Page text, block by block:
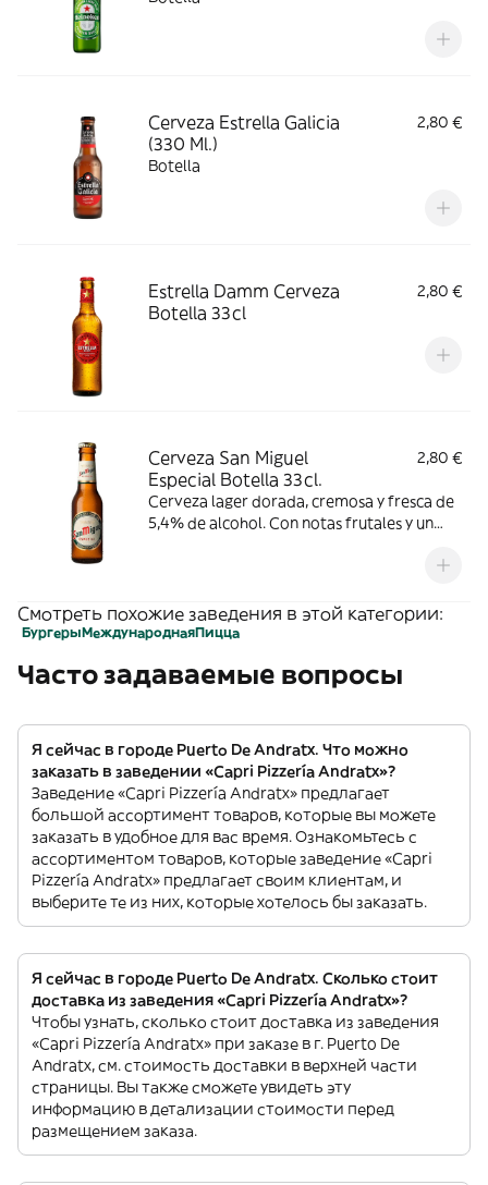
Cerveza Estrella Galicia
(330 Ml.)
2,80 €
Botella
Estrella Damm Cerveza
Botella 33cl
2,80 €
Cerveza San Miguel
Especial Botella 33cl.
2,80 €
Cerveza lager dorada, cremosa y fresca de
5,4% de alcohol. Con notas frutales y un
Смотреть похожие заведения в этой категории:
БургерыМеждународнаяПицца
Часто задаваемые вопросы
Я сейчас в городе Puerto De Andratx. Что можно
заказать в заведении «Capri Pizzería Andratx»?
Заведение «Capri Pizzería Andratx» предлагает
большой ассортимент товаров, которые вы можете
заказать в удобное для вас время. Ознакомьтесь с
ассортиментом товаров, которые заведение «Capri
Pizzería Andratx» предлагает своим клиентам, и
выберите те из них, которые хотелось бы заказать.
Я сейчас в городе Puerto De Andratx. Сколько стоит
доставка из заведения «Capri Pizzería Andratx»?
Чтобы узнать, сколько стоит доставка из заведения
«Capri Pizzería Andratx» при заказе в г. Puerto De
Andratx, см. стоимость доставки в верхней части
страницы. Вы также сможете увидеть эту
информацию в детализации стоимости перед
размещением заказа.